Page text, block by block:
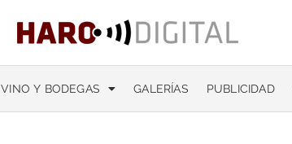
VINO Y BODEGAS GALERÍAS PUBLICIDAD